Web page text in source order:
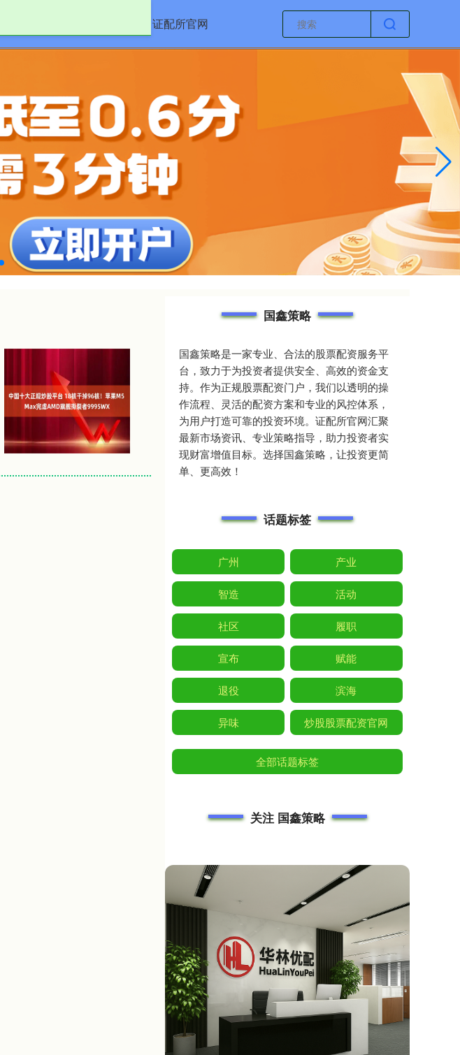
证配所官网
国鑫策略
国鑫策略是一家专业、合法的股票配资服务平
台，致力于为投资者提供安全、高效的资金支
持。作为正规股票配资门户，我们以透明的操
作流程、灵活的配资方案和专业的风控体系，
为用户打造可靠的投资环境。证配所官网汇聚
最新市场资讯、专业策略指导，助力投资者实
现财富增值目标。选择国鑫策略，让投资更简
单、更高效！
话题标签
广州 产业
智造 活动
社区 履职
宣布 赋能
退役 滨海
异味 炒股股票配资官网
全部话题标签
关注 国鑫策略